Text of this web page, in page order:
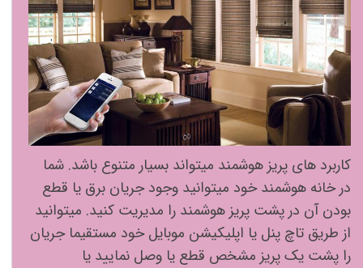
کاربرد های پریز هوشمند میتواند بسیار متنوع باشد. شما
در خانه هوشمند خود میتوانید وجود جریان برق یا قطع
بودن آن در پشت پریز هوشمند را مدیریت کنید. میتوانید
از طریق تاچ پنل یا اپلیکیشن موبایل خود مستقیما جریان
را پشت یک پریز مشخص قطع یا وصل نمایید یا